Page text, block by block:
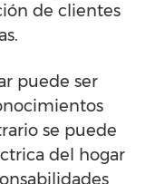
de clientes
puede ser
se puede
del hogar